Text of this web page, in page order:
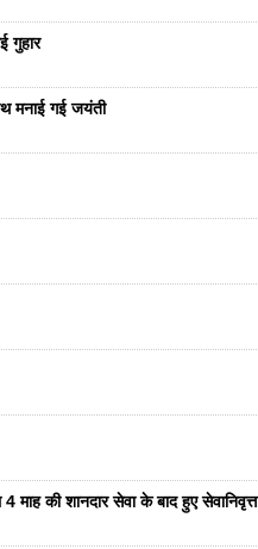
गुहार
मनाई गई जयंती
माह की शानदार सेवा के बाद हुए सेवानिवृत्त